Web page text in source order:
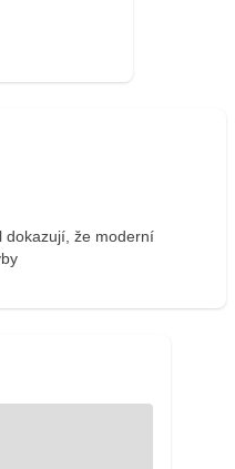
dokazují, že moderní